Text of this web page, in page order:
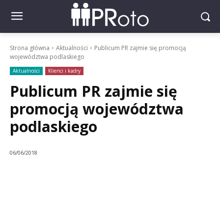
Strona główna Aktualności
Publicum PR zajmie się promocją
województwa podlaskiego
Aktualności Klienci i kadry
Publicum PR zajmie się
promocją województwa
podlaskiego
06/06/2018